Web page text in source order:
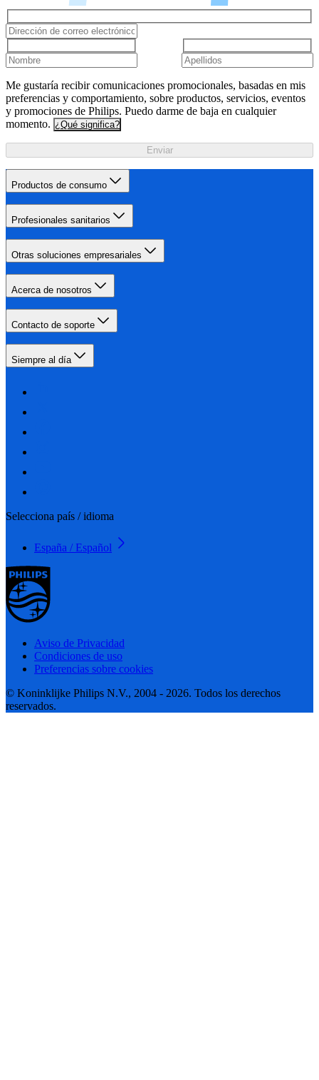
Me gustaría recibir comunicaciones promocionales, basadas en mis
preferencias y comportamiento, sobre productos, servicios, eventos
y promociones de Philips. Puedo darme de baja en cualquier
momento. ¿Qué significa?
Enviar
Productos de consumo
Profesionales sanitarios
Otras soluciones empresariales
Acerca de nosotros
Contacto de soporte
Siempre al día
Selecciona país / idioma
España / Español
Aviso de Privacidad
Condiciones de uso
Preferencias sobre cookies
© Koninklijke Philips N.V., 2004 - 2026. Todos los derechos
reservados.